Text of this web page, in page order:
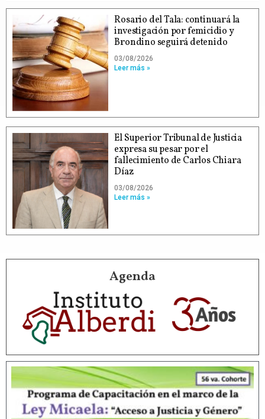
Rosario del Tala: continuará la
investigación por femicidio y
Brondino seguirá detenido
03/08/2026
Leer más »
El Superior Tribunal de Justicia
expresa su pesar por el
fallecimiento de Carlos Chiara
Díaz
03/08/2026
Leer más »
Agenda